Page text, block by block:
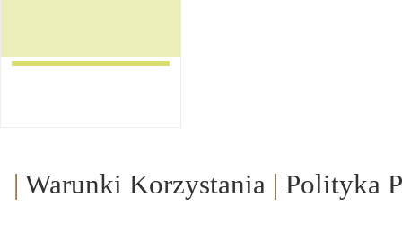
| Warunki Korzystania | Polityka